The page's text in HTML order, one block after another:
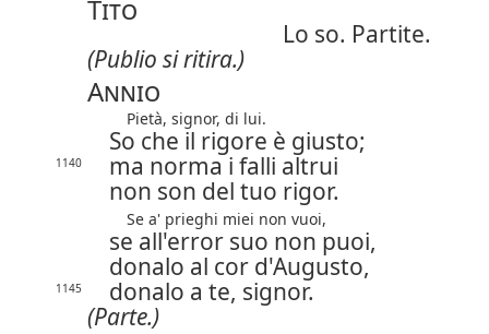
Tito
Lo so. Partite.
(Publio si ritira.)
Annio
Pietà, signor, di lui.
So che il rigore è giusto;
1140
ma norma i falli altrui
non son del tuo rigor.
Se a' prieghi miei non vuoi,
se all'error suo non puoi,
donalo al cor d'Augusto,
1145
donalo a te, signor.
(Parte.)